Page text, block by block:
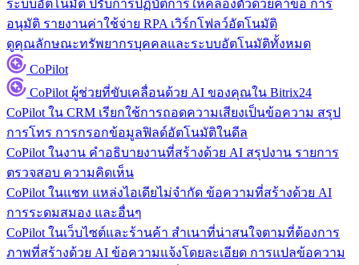
ระบบอัตโนมัติ ปรับการปฏิบัติการให้คล่องตัวด้วยคำขอ การ
อนุมัติ รายงานค่าใช้จ่าย RPA เวิร์กโฟลว์อัตโนมัติ
ดูคุณลักษณะทรัพยากรบุคคลและระบบอัตโนมัติทั้งหมด
CoPilot
CoPilot ผู้ช่วยที่ขับเคลื่อนด้วย AI ของคุณใน Bitrix24
CoPilot ใน CRM เรียกใช้การถอดความเสียงเป็นข้อความ สรุป
การโทร การกรอกข้อมูลฟิลด์อัตโนมัติในดีล
CoPilot ในงาน คำอธิบายงานที่สร้างด้วย AI สรุปงาน รายการ
ตรวจสอบ ความคิดเห็น
CoPilot ในแชท แหล่งไอเดียไม่จำกัด ข้อความที่สร้างด้วย AI
การระดมสมอง และอื่นๆ
CoPilot ในเว็บไซต์และร้านค้า สำเนาที่น่าสนใจตามที่ต้องการ
ภาพที่สร้างด้วย AI ข้อความแจ้งโดยละเอียด การแปลข้อความ